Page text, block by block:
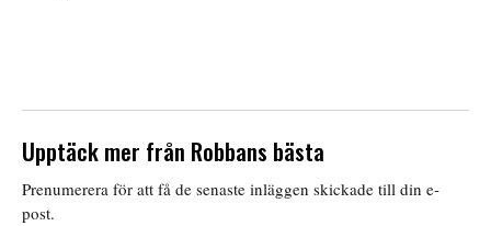
Upptäck mer från Robbans bästa
Prenumerera för att få de senaste inläggen skickade till din e-
post.